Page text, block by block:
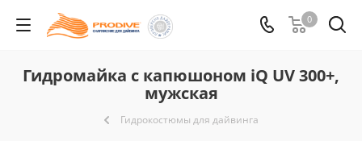
0
Гидромайка с капюшоном iQ UV 300+,
мужская
Гидрокостюмы для дайвинга